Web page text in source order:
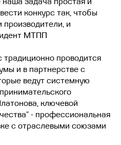
задача простая и
конкурс так, чтобы
производители, и
МТПП
проводится
и в партнерстве с
ведут системную
ключевой
- профессиональная
с отраслевыми союзами